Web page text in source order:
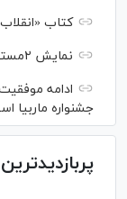
کتاب
نمایش ۲مستند در «پاتوق مستند»
ادامه
جشنواره ماربیا